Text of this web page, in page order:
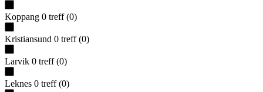
Koppang 0 treff (0)
Kristiansund 0 treff (0)
Larvik 0 treff (0)
Leknes 0 treff (0)